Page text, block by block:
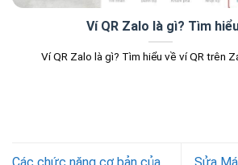
Ví QR Zalo là gì? Tìm
Ví QR Zalo là gì? Tìm hiểu về ví QR trên